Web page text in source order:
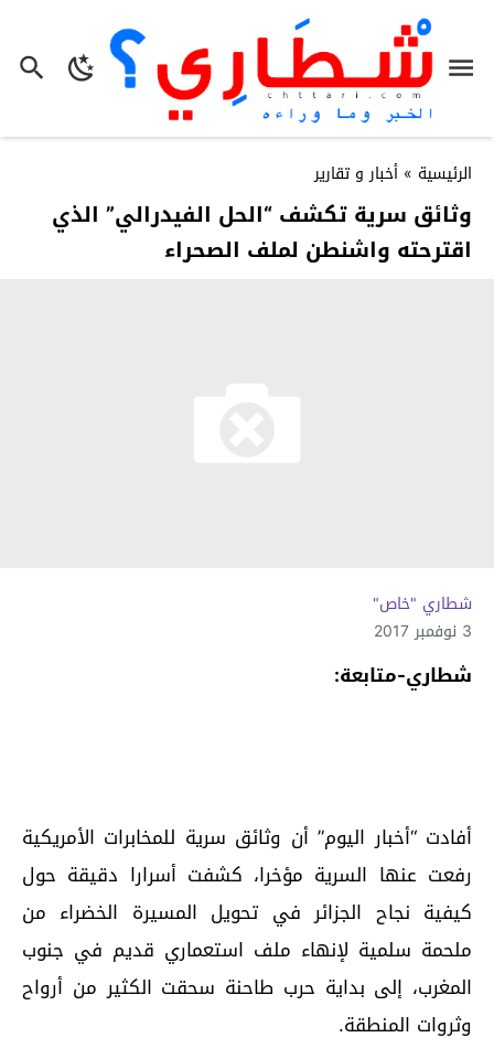
الرئيسية » أخبار و تقارير
وثائق سرية تكشف “الحل الفيدرالي” الذي
اقترحته واشنطن لملف الصحراء
شطاري "خاص"
3 نوفمبر 2017
شطاري-متابعة:
أفادت “أخبار اليوم” أن وثائق سرية للمخابرات الأمريكية
رفعت عنها السرية مؤخرا، كشفت أسرارا دقيقة حول
كيفية نجاح الجزائر في تحويل المسيرة الخضراء من
ملحمة سلمية لإنهاء ملف استعماري قديم في جنوب
المغرب، إلى بداية حرب طاحنة سحقت الكثير من أرواح
وثروات المنطقة.